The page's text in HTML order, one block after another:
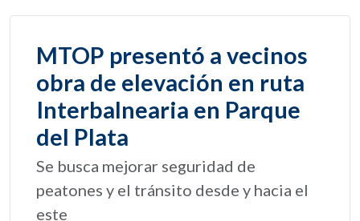
MTOP presentó a vecinos
obra de elevación en ruta
Interbalnearia en Parque
del Plata
Se busca mejorar seguridad de
peatones y el tránsito desde y hacia el
este